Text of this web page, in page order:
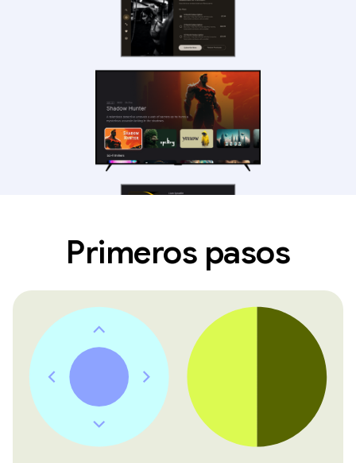
Primeros pasos